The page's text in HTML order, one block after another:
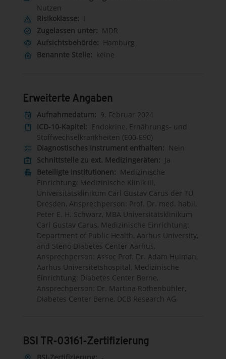
Nutzen
warning Risikoklasse:
check_circle Zugelassen unter: MDR
visibility Aufsichtsbehörde: Hamburg
home_health Benannte Stelle: keine
Erweiterte Angaben
event
Aufnahmedatum: 9. Februar 2024
book ICD-10-Kapitel: Endokrine, Ernährungs- und
Stoffwechselkrankheiten (E00-E90)
checklist Diagnostisches Instrument enthalten: Nein
medical_services Schnittstelle zu ext. Medizingeräten: Ja
apartment Beteiligte Institutionen: Medizinische
Einrichtung: Medizinische Klinik III,
Universitätsklinikum Carl Gustav Carus der TU
Dresden, Ansprechperson: Prof. Dr. med. habil.
Peter E. H. Schwarz, MBA Universitätsklinikum
Carl Gustav Carus, Medizinische Einrichtung:
Department of Public Health, Aarhus University,
and Steno Diabetes Center Aarhus,
Ansprechperson: Assoc Prof. Dr. Adam Hulman,
Aarhus Universitetshospital, Medizinische
Einrichtung: Diabetes Center Berne,
Ansprechperson: Dr. Martina Rothenbühler,
Diabetes Center Berne, DCB Research AG
BSI TR-03161-Zertifizierung